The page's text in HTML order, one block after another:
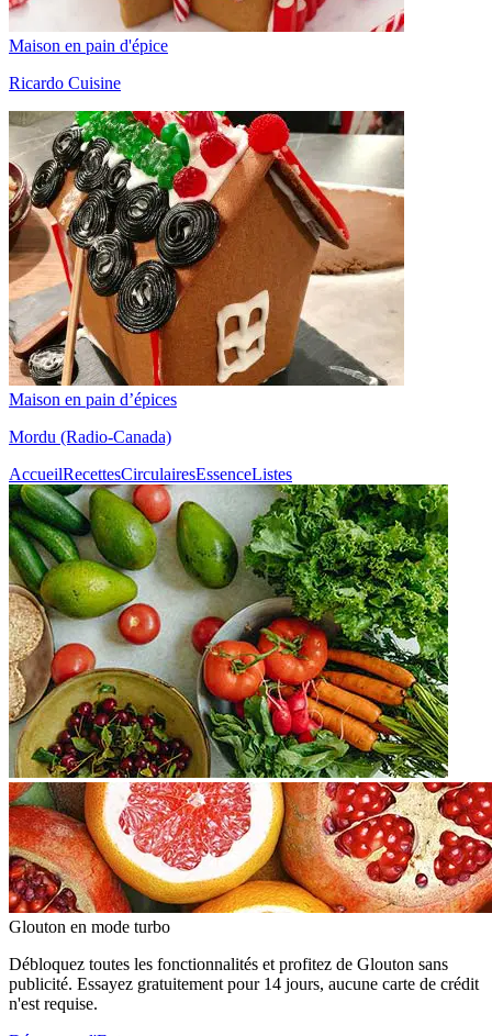
Maison en pain d'épice
Ricardo Cuisine
Maison en pain d’épices
Mordu (Radio-Canada)
AccueilRecettesCirculairesEssenceListes
Glouton en mode turbo
Débloquez toutes les fonctionnalités et profitez de Glouton sans
publicité. Essayez gratuitement pour 14 jours, aucune carte de crédit
n'est requise.